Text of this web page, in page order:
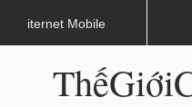
iternet Mobile